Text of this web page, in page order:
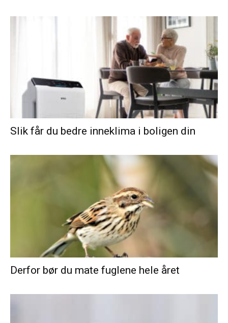
Slik får du bedre inneklima i boligen din
Derfor bør du mate fuglene hele året